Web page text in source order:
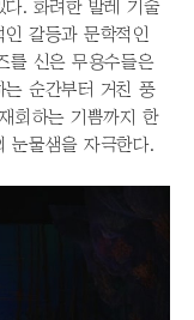
다. 화려한 발레 기술
갈등과 문학적인
를 신은 무용수들은
는 순간부터 거친 풍
회하는 기쁨까지 한
눈물샘을 자극한다.